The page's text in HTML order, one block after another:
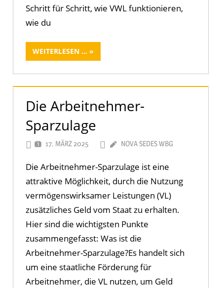
Schritt für Schritt, wie VWL funktionieren,
wie du
WEITERLESEN ...
Die Arbeitnehmer-
Sparzulage
17. MÄRZ 2025 NOVA SEDES WBG
Die Arbeitnehmer-Sparzulage ist eine
attraktive Möglichkeit, durch die Nutzung
vermögenswirksamer Leistungen (VL)
zusätzliches Geld vom Staat zu erhalten.
Hier sind die wichtigsten Punkte
zusammengefasst: Was ist die
Arbeitnehmer-Sparzulage?Es handelt sich
um eine staatliche Förderung für
Arbeitnehmer, die VL nutzen, um Geld